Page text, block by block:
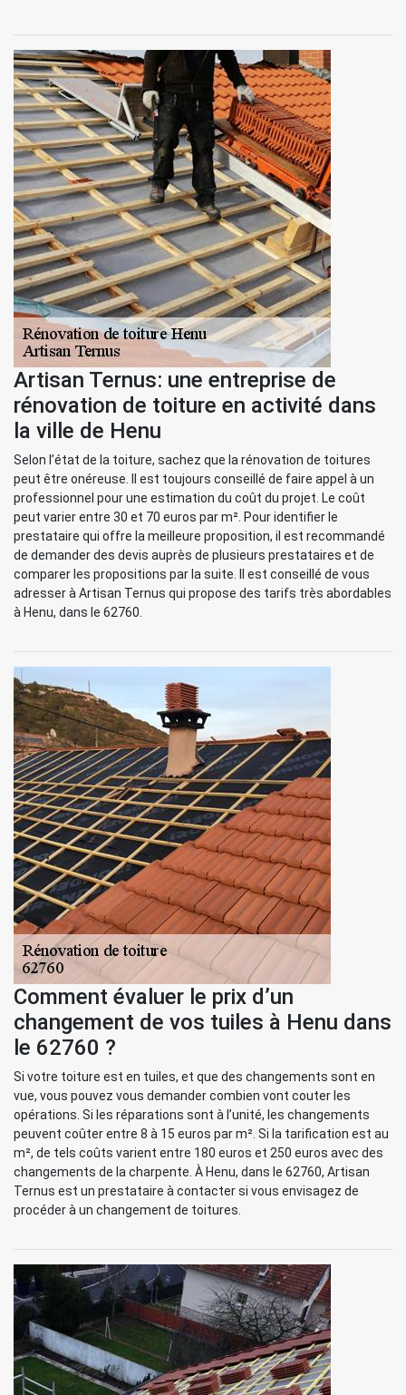
Artisan Ternus: une entreprise de
rénovation de toiture en activité dans
la ville de Henu
Selon l’état de la toiture, sachez que la rénovation de toitures
peut être onéreuse. Il est toujours conseillé de faire appel à un
professionnel pour une estimation du coût du projet. Le coût
peut varier entre 30 et 70 euros par m². Pour identifier le
prestataire qui offre la meilleure proposition, il est recommandé
de demander des devis auprès de plusieurs prestataires et de
comparer les propositions par la suite. Il est conseillé de vous
adresser à Artisan Ternus qui propose des tarifs très abordables
à Henu, dans le 62760.
Comment évaluer le prix d’un
changement de vos tuiles à Henu dans
le 62760 ?
Si votre toiture est en tuiles, et que des changements sont en
vue, vous pouvez vous demander combien vont couter les
opérations. Si les réparations sont à l’unité, les changements
peuvent coûter entre 8 à 15 euros par m². Si la tarification est au
m², de tels coûts varient entre 180 euros et 250 euros avec des
changements de la charpente. À Henu, dans le 62760, Artisan
Ternus est un prestataire à contacter si vous envisagez de
procéder à un changement de toitures.